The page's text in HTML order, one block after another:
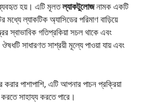
হয়। এটি মূলতল্যাকটুলোজনামক একটি
মধ্যে ল্যাকটিক অ্যাসিডের পরিমাণ বাড়িয়ে
স্বাভাবিক গতিপ্রকিয়া সচল থাকে এবং
সাধারণত সাশ্রয়ী মূল্যে পাওয়া যায় এবং
পাশাপাশি, এটি আপনার পাচন প্রক্রিয়া
সাহায্য করতে পারে।